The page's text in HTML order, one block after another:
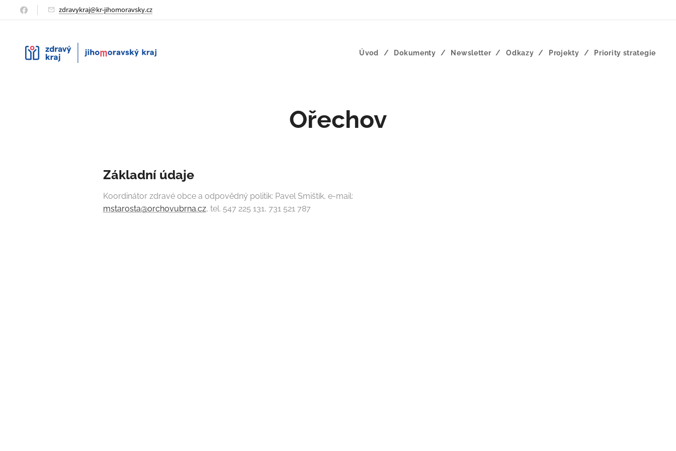
zdravykraj@kr-jihomoravsky.cz
Úvod Dokumenty Newsletter Odkazy Projekty Priority strategie
Ořechov
Základní údaje
Koordinátor zdravé obce a odpovědný politik: Pavel Smištík, e-mail:
mstarosta@orchovubrna.cz, tel. 547 225 131, 731 521 787